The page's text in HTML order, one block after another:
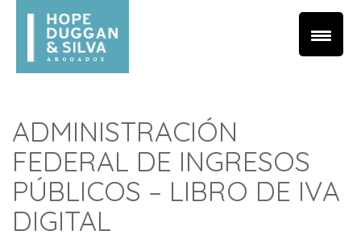
ADMINISTRACIÓN
FEDERAL DE INGRESOS
PÚBLICOS – LIBRO DE IVA
DIGITAL